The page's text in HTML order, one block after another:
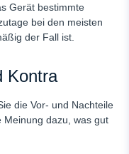
Gerät bestimmte
bei den meisten
der Fall ist.
Kontra
die Vor- und Nachteile
Meinung dazu, was gut